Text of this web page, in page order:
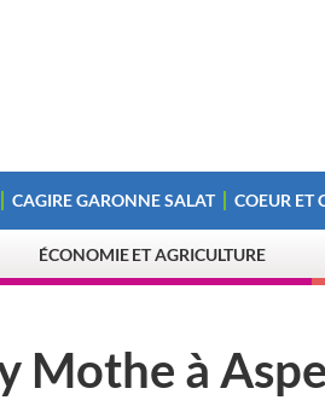
CAGIRE GARONNE SALAT COEUR ET
ÉCONOMIE ET AGRICULTURE
Mothe à